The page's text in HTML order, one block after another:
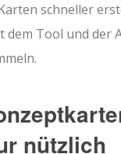
schneller
dem Tool und der
nützlich